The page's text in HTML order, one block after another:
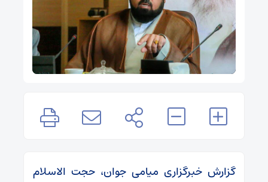
گزارش خبرگزاری میامی جوان، حجت الاسلام